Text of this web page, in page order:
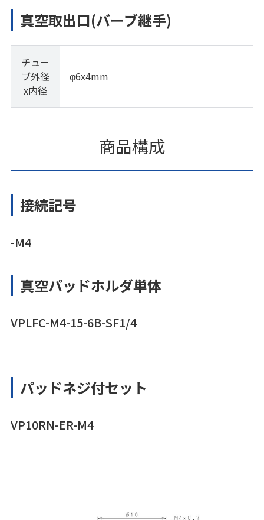
真空取出口(バーブ継手)
チュー
ブ外径
x内径
φ6x4mm
商品構成
接続記号
-M4
真空パッドホルダ単体
VPLFC-M4-15-6B-SF1/4
パッドネジ付セット
VP10RN-ER-M4